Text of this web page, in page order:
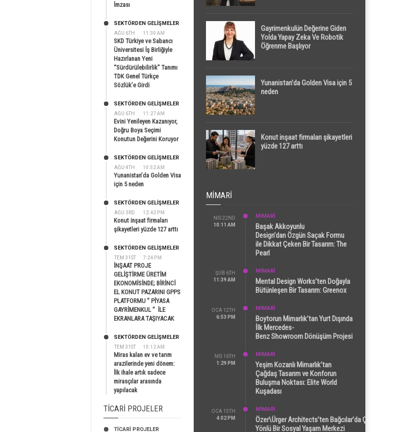
İmzası
AĞU 6TH 11:30 AM
SEKTÖRDEN GELIŞMELER
SKD Türkiye ve Sabancı
Üniversitesi İş Birliğiyle
Hazırlanan Yeni
“Sürdürülebilirlik” Tanımı
TDK Genel Türkçe
Sözlük’e Girdi
AĞU 6TH 11:27 AM
SEKTÖRDEN GELIŞMELER
Evini Yenileyen Kazanıyor,
Doğru Boya Seçimi
Konutun Değerini Koruyor
AĞU 4TH 10:52 AM
SEKTÖRDEN GELIŞMELER
Yunanistan’da Golden Visa
için 5 neden
AĞU 3RD 12:42 PM
SEKTÖRDEN GELIŞMELER
Konut inşaat firmaları
şikayetleri yüzde 127 arttı
TEM 31ST 7:24 PM
SEKTÖRDEN GELIŞMELER
İNŞAAT PROJE
GELİŞTİRME ÜRETİM
EKONOMİSİNDE; BİRİNCİ
EL KONUT PAZARINI GPPS
PLATFORMU ” PİYASA
GAYRİMENKUL ” İLE
EKRANLARA TAŞIYACAK
TEM 31ST 10:12 AM
SEKTÖRDEN GELIŞMELER
Miras kalan ev ve tarım
arazilerinde yeni dönem:
İlk ihale artık sadece
mirasçılar arasında
yapılacak
TICARI PROJELER
TİCARİ PROJELER
Gayrimenkulün Değerine Giden
Yolda Yapay Zeka Ve Robotik
Öğrenme Başlıyor
Yunanistan’da Golden Visa için 5
neden
Konut inşaat firmaları şikayetleri
yüzde 127 arttı
MIMARI
NIS 22ND
10:11 AM
MİMARİ
Başak Akkoyunlu
Design’dan Özgün Saçak Formu
ile Dikkat Çeken Bir Tasarım: The
Pearl
ŞUB 6TH
11:39 AM
MİMARİ
Mental Design Works’ten Doğayla
Bütünleşen Bir Tasarım: Greenox
OCA 12TH
6:53 PM
MİMARİ
Boytorun Mimarlık’tan Yurt Dışında
İlk Mercedes-
Benz Showroom Dönüşüm Projesi
NIS 16TH
1:29 PM
MİMARİ
Yeşim Kozanlı Mimarlık’tan
Çağdaş Tasarım ve Konforun
Buluşma Noktası: Elite World
Kuşadası
OCA 15TH
4:02 PM
MİMARİ
Özer\Ürger Architects’ten Bağcılar’da Çok
Yönlü Bir Sosyal Yaşam Merkezi